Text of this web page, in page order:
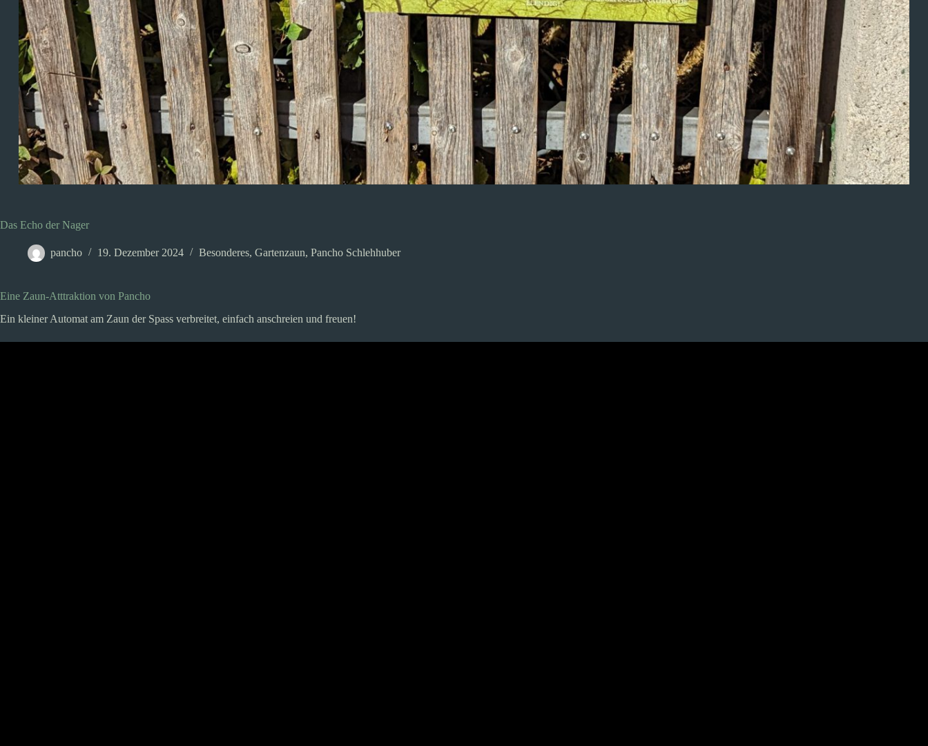
Das Echo der Nager
pancho 19. Dezember 2024 Besonderes, Gartenzaun, Pancho Schlehhuber
Eine Zaun-Atttraktion von Pancho
Ein kleiner Automat am Zaun der Spass verbreitet, einfach anschreien und freuen!